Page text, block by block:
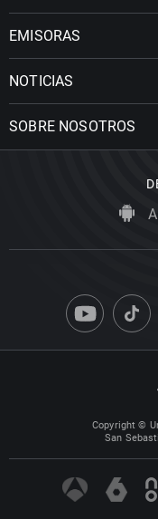
EMISORAS
NOTICIAS
SOBRE NOSOTROS
Copyright ©
San